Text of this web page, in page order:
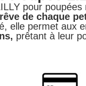
pour poupées
de chaque
elle permet aux
prêtant à leur